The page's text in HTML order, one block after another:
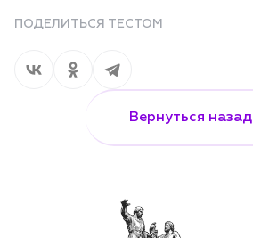
ПОДЕЛИТЬСЯ ТЕСТОМ
Вернуться назад